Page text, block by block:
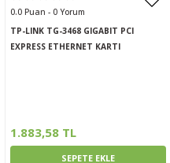
0.0 Puan - 0 Yorum
TP-LINK TG-3468 GIGABIT PCI
EXPRESS ETHERNET KARTI
1.883,58 TL
SEPETE EKLE